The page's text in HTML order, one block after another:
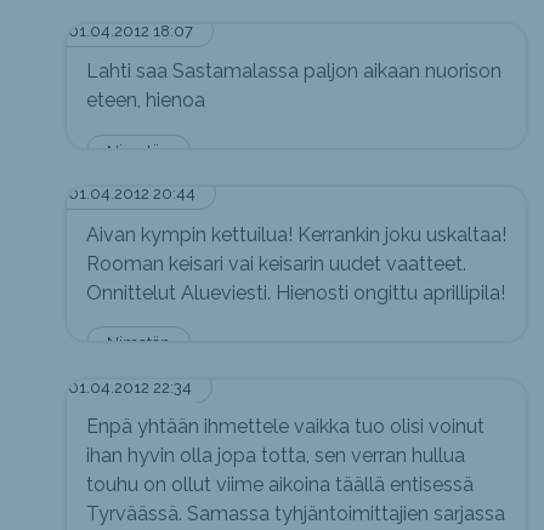
01.04.2012 18:07
Nimetön
Lahti saa Sastamalassa paljon aikaan nuorison
eteen, hienoa
01.04.2012 20:44
Nimetön
Aivan kympin kettuilua! Kerrankin joku uskaltaa!
Rooman keisari vai keisarin uudet vaatteet.
Onnittelut Alueviesti. Hienosti ongittu aprillipila!
01.04.2012 22:34
Enpä yhtään ihmettele vaikka tuo olisi voinut
ihan hyvin olla jopa totta, sen verran hullua
touhu on ollut viime aikoina täällä entisessä
Tyrväässä. Samassa tyhjäntoimittajien sarjassa